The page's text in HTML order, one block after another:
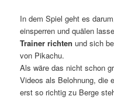
In dem Spiel geht es
einsperren und quälen
Trainer richten und sich
von Pikachu.
Als wäre das nicht schon
Videos als Belohnung, die
erst so richtig zu Berge